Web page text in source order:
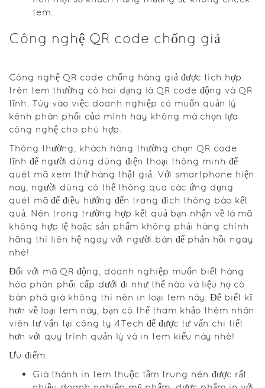
tem.
Công nghệ QR code chống giả
Công nghệ QR code chống hàng giả được tích hợp
trên tem thường có hai dạng là QR code động và QR
tĩnh. Tùy vào việc doanh nghiệp có muốn quản lý
kênh phân phối của mình hay không mà chọn lựa
công nghệ cho phù hợp.
Thông thường, khách hàng thường chọn QR code
tĩnh để người dùng dùng điện thoại thông minh để
quét mã xem thử hàng thật giả. Với smartphone hiện
nay, người dùng có thể thông qua các ứng dụng
quét mã để điều hướng đến trang đích thông báo kết
quả. Nên trong trường hợp kết quả bạn nhận về là mã
không hợp lệ hoặc sản phẩm không phải hàng chính
hãng thì liên hệ ngay với người bán để phản hồi ngay
nhé!
Đối với mã QR động, doanh nghiệp muốn biết hàng
hóa phân phối cấp dưới đi như thế nào và liệu họ có
bán phá giá không thì nên in loại tem này. Để biết kĩ
hơn về loại tem này, bạn có thể tham khảo thêm nhân
viên tư vấn tại công ty 4Tech để được tư vấn chi tiết
hơn với quy trình quản lý và in tem kiểu này nhé!
Ưu điểm:
Giá thành in tem thuộc tầm trung nên được rất